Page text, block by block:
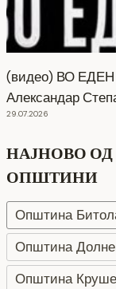
(видео) ВО
Александар
29.07.2026
НАЈНОВО
ОПШТИНИ
Општина
Општина
Општина